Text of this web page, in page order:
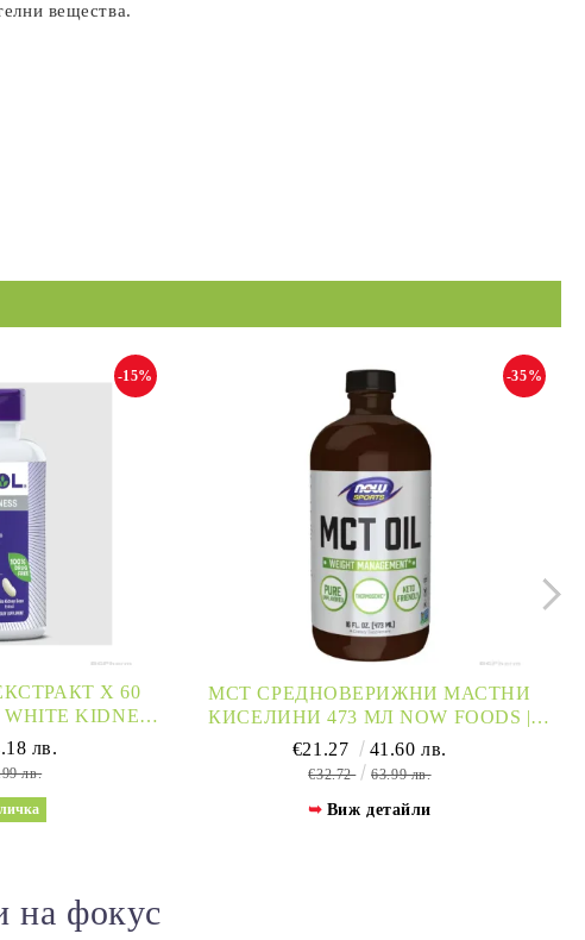
вещества.
Х 60
KIDNEY
-15%
лв.
лв.
МСТ СРЕДНОВЕРИЖНИ МАСТНИ
КИСЕЛИНИ 473 МЛ NOW FOODS |
MCT OIL
-35%
€21.27 41.60 лв.
€32.72 63.99 лв.
Виж детайли
на фокус